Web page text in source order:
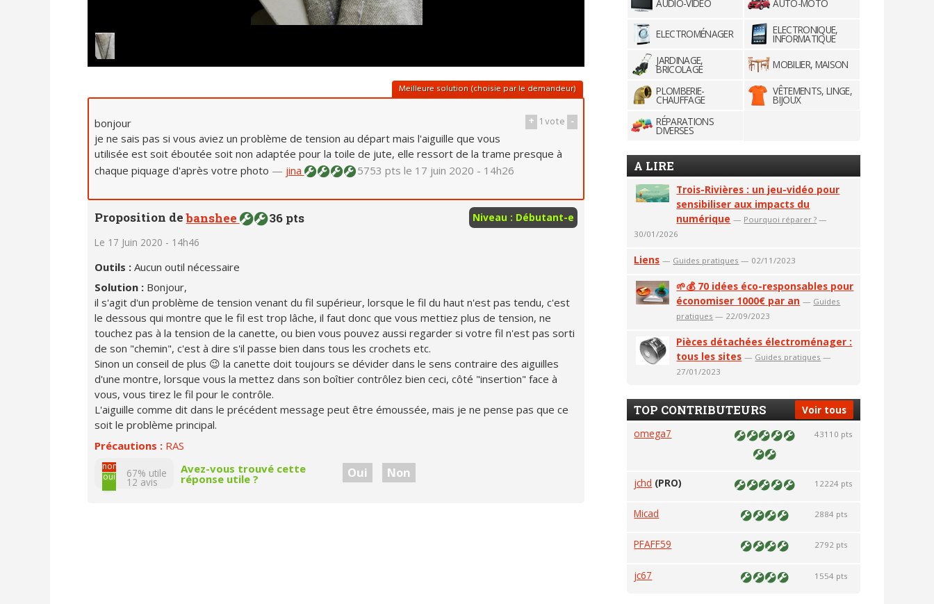
Meilleure solution (choisie par le demandeur)
+ 1vote -
bonjour
je ne sais pas si vous aviez un problème de tension au départ mais l'aiguille que vous
utilisée est soit éboutée soit non adaptée pour la toile de jute, elle ressort de la trame presque à
chaque piquage d'après votre photo — jina 5753 pts le 17 juin 2020 - 14h26
Niveau : Débutant-e
Proposition debanshee 36 pts
Le 17 Juin 2020 - 14h46
Outils : Aucun outil nécessaire
Solution : Bonjour,
il s'agit d'un problème de tension venant du fil supérieur, lorsque le fil du haut n'est pas tendu, c'est
le dessous qui montre que le fil est trop lâche, il faut donc que vous mettiez plus de tension, ne
touchez pas à la tension de la canette, ou bien vous pouvez aussi regarder si votre fil n'est pas sorti
de son "chemin", c'est à dire s'il passe bien dans tous les crochets etc.
Sinon un conseil de plus 😉 la canette doit toujours se dévider dans le sens contraire des aiguilles
d'une montre, lorsque vous la mettez dans son boîtier contrôlez bien ceci, côté "insertion" face à
vous, vous tirez le fil pour le contrôle.
L'aiguille comme dit dans le précédent message peut être émoussée, mais je ne pense pas que ce
soit le problème principal.
Précautions : RAS
non
oui
67% utile
12 avis
Avez-vous trouvé cette
réponse utile ? Oui Non
AUDIO-VIDÉO AUTO-MOTO
ELECTROMÉNAGER ELECTRONIQUE,
INFORMATIQUE
JARDINAGE,
BRICOLAGE
MOBILIER, MAISON
PLOMBERIE-
CHAUFFAGE
VÊTEMENTS, LINGE,
BIJOUX
RÉPARATIONS
DIVERSES
A LIRE
Trois-Rivières : un jeu-vidéo pour
sensibiliser aux impacts du
numérique — Pourquoi réparer ? —
30/01/2026
Liens — Guides pratiques — 02/11/2023
🌱💰 70 idées éco-responsables pour
économiser 1000€ par an — Guides
pratiques — 22/09/2023
Pièces détachées électroménager :
tous les sites — Guides pratiques —
27/01/2023
Voir tous
TOP CONTRIBUTEURS
omega7 43110 pts
jchd (PRO) 12224 pts
Micad 2884 pts
PFAFF59 2792 pts
jc67 1554 pts